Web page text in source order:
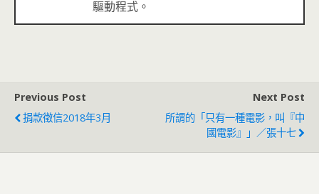
驅動程式。
Previous Post
捐款徵信2018年3月
Next Post
所謂的「只有一種電影，叫『中
國電影』」／張十七